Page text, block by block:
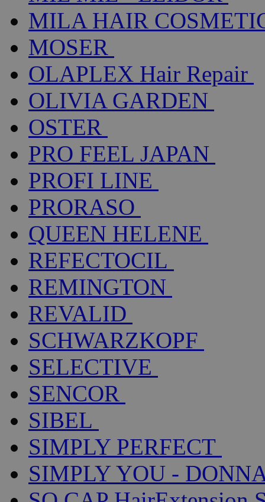
MILA HAIR
MOSER
OLAPLEX Hair Repair
OLIVIA GARDEN
OSTER
PRO FEEL JAPAN
PROFI LINE
PRORASO
QUEEN HELENE
REFECTOCIL
REMINGTON
REVALID
SCHWARZKOPF
SELECTIVE
SENCOR
SIBEL
SIMPLY PERFECT
SIMPLY YOU -